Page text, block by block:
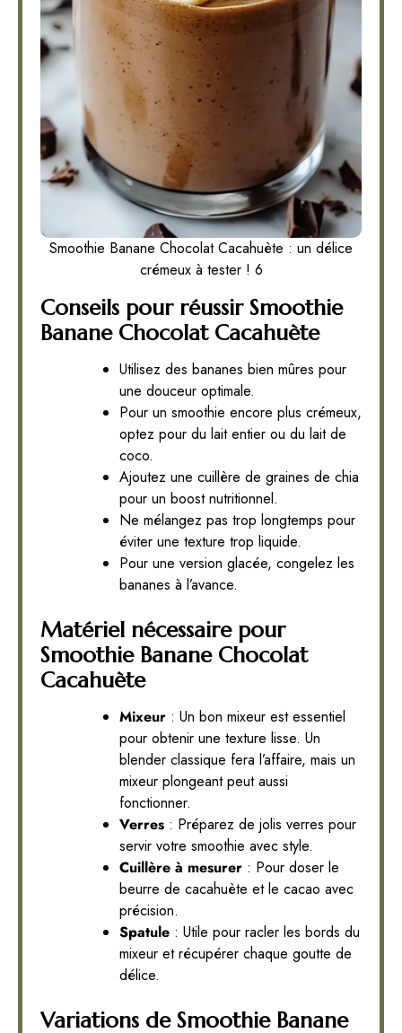
Smoothie Banane Chocolat Cacahuète : un délice
crémeux à tester ! 6
Conseils pour réussir Smoothie
Banane Chocolat Cacahuète
Utilisez des bananes bien mûres pour
une douceur optimale.
Pour un smoothie encore plus crémeux,
optez pour du lait entier ou du lait de
coco.
Ajoutez une cuillère de graines de chia
pour un boost nutritionnel.
Ne mélangez pas trop longtemps pour
éviter une texture trop liquide.
Pour une version glacée, congelez les
bananes à l’avance.
Matériel nécessaire pour
Smoothie Banane Chocolat
Cacahuète
Mixeur : Un bon mixeur est essentiel
pour obtenir une texture lisse. Un
blender classique fera l’affaire, mais un
mixeur plongeant peut aussi
fonctionner.
Verres : Préparez de jolis verres pour
servir votre smoothie avec style.
Cuillère à mesurer : Pour doser le
beurre de cacahuète et le cacao avec
précision.
Spatule : Utile pour racler les bords du
mixeur et récupérer chaque goutte de
délice.
Variations de Smoothie Banane